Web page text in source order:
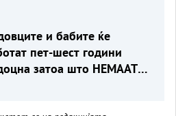
и бабите ќе
пет-шест години
затоа што НЕМААТ